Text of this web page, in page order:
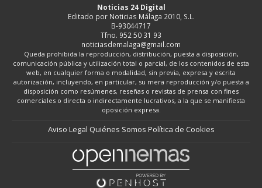
Noticias 24 Digital
Editado por Noticias Málaga 2010, S.L.
B-93044717
Tfno. 952 50 31 93
noticiasdemalaga@gmail.com
Queda prohibida la reproducción, distribución, puesta a disposición,
comunicación pública y utilización total o parcial, de los contenidos de esta
web, en cualquier forma o modalidad, sin previa, expresa y escrita
autorización, incluyendo, en particular, su mera reproducción y/o puesta a
disposición como resúmenes, reseñas o revistas de prensa con fines
comerciales o directa o indirectamente lucrativos, a la que se manifiesta
oposición expresa.
Aviso Legal Quiénes Somos Política de Cookies